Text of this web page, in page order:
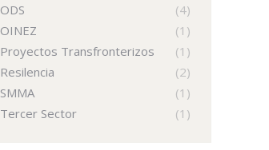
ODS
(4)
OINEZ
(1)
Proyectos Transfronterizos
(1)
Resilencia
(2)
SMMA
(1)
Tercer Sector
(1)